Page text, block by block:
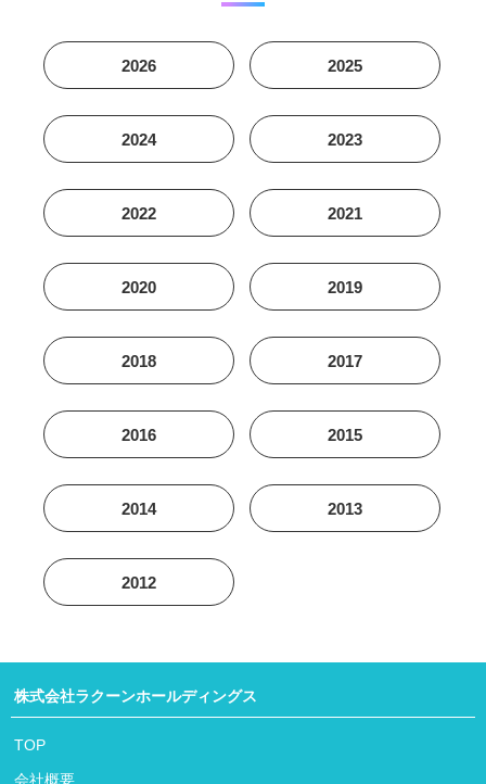
2026 2025
2024 2023
2022 2021
2020 2019
2018 2017
2016 2015
2014 2013
2012
株式会社ラクーンホールディングス
TOP
会社概要